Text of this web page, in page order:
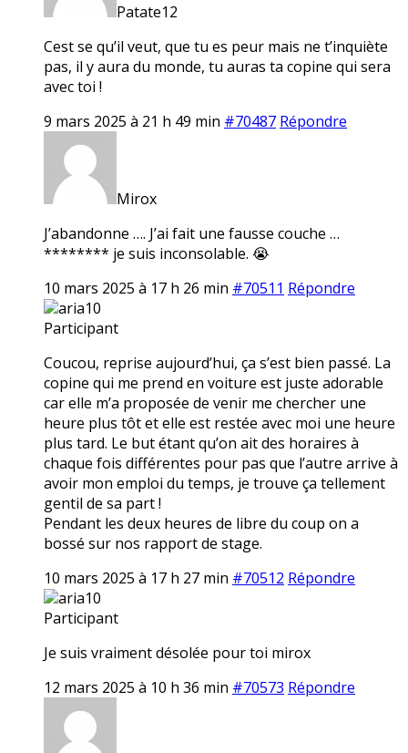
Patate12
Cest se qu’il veut, que tu es peur mais ne t’inquiète
pas, il y aura du monde, tu auras ta copine qui sera
avec toi !
9 mars 2025 à 21 h 49 min #70487 Répondre
Mirox
J’abandonne …. J’ai fait une fausse couche …
******** je suis inconsolable. 😭
10 mars 2025 à 17 h 26 min #70511 Répondre
aria10
Participant
Coucou, reprise aujourd’hui, ça s’est bien passé. La
copine qui me prend en voiture est juste adorable
car elle m’a proposée de venir me chercher une
heure plus tôt et elle est restée avec moi une heure
plus tard. Le but étant qu’on ait des horaires à
chaque fois différentes pour pas que l’autre arrive à
avoir mon emploi du temps, je trouve ça tellement
gentil de sa part !
Pendant les deux heures de libre du coup on a
bossé sur nos rapport de stage.
10 mars 2025 à 17 h 27 min #70512 Répondre
aria10
Participant
Je suis vraiment désolée pour toi mirox
12 mars 2025 à 10 h 36 min #70573 Répondre